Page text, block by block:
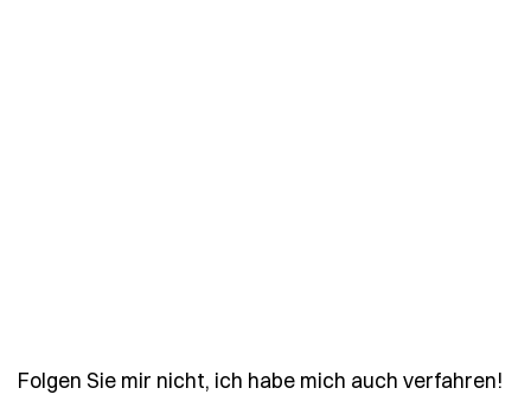
Folgen Sie mir nicht, ich habe mich auch verfahren!